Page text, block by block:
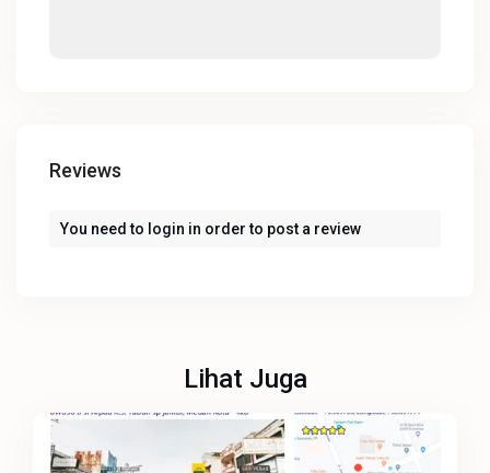
Reviews
You need to login in order to post a review
Lihat Juga